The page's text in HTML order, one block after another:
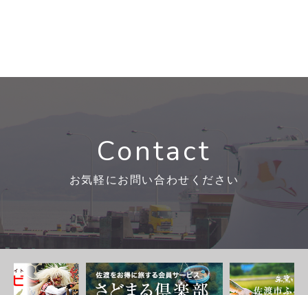
Contact
お気軽にお問い合わせください